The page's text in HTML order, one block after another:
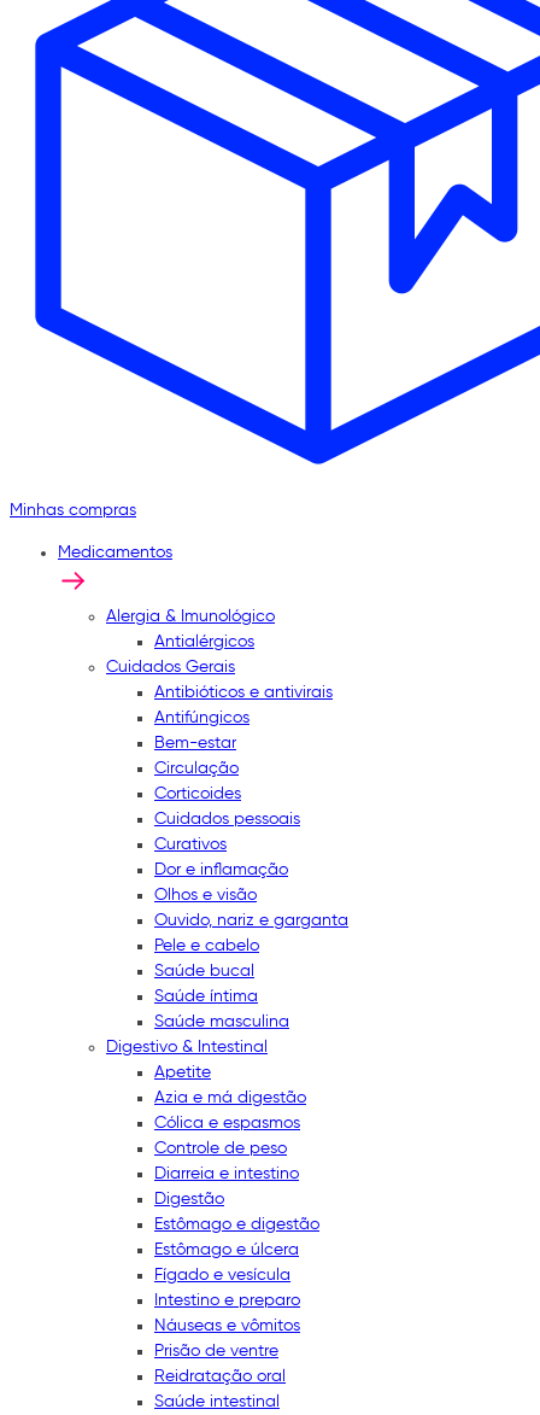
Minhas compras
Medicamentos
Alergia & Imunológico
Antialérgicos
Cuidados Gerais
Antibióticos e antivirais
Antifúngicos
Bem-estar
Circulação
Corticoides
Cuidados pessoais
Curativos
Dor e inflamação
Olhos e visão
Ouvido, nariz e garganta
Pele e cabelo
Saúde bucal
Saúde íntima
Saúde masculina
Digestivo & Intestinal
Apetite
Azia e má digestão
Cólica e espasmos
Controle de peso
Diarreia e intestino
Digestão
Estômago e digestão
Estômago e úlcera
Fígado e vesícula
Intestino e preparo
Náuseas e vômitos
Prisão de ventre
Reidratação oral
Saúde intestinal